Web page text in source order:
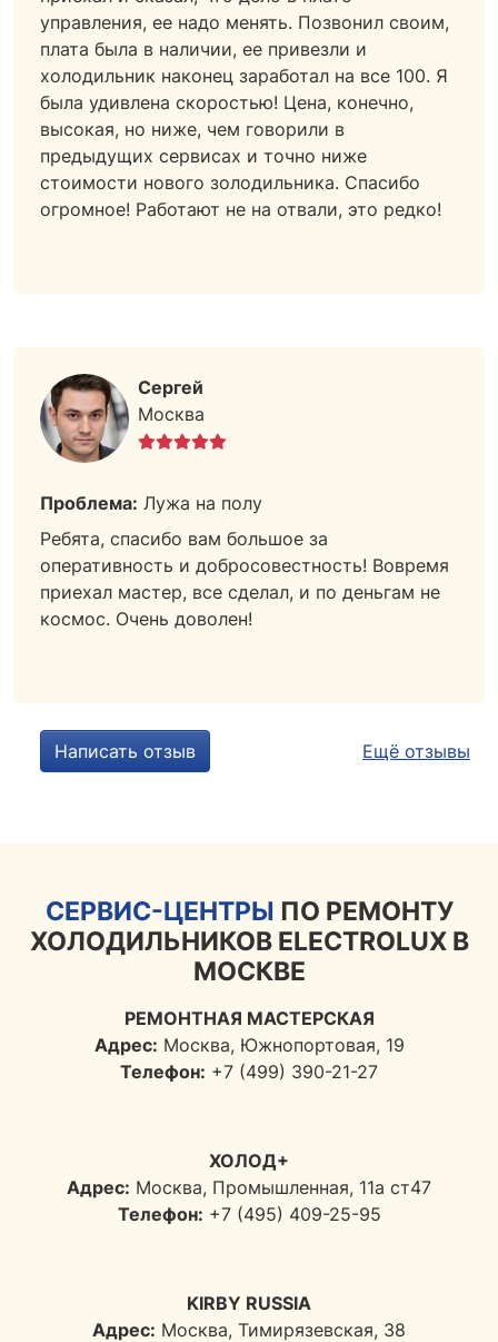
управления, ее надо менять. Позвонил своим,
плата была в наличии, ее привезли и
холодильник наконец заработал на все 100. Я
была удивлена скоростью! Цена, конечно,
высокая, но ниже, чем говорили в
предыдущих сервисах и точно ниже
стоимости нового золодильника. Спасибо
огромное! Работают не на отвали, это редко!
Сергей
Москва
Проблема: Лужа на полу
Ребята, спасибо вам большое за
оперативность и добросовестность! Вовремя
приехал мастер, все сделал, и по деньгам не
космос. Очень доволен!
Написать отзыв Ещё отзывы
СЕРВИС-ЦЕНТРЫ ПО РЕМОНТУ
ХОЛОДИЛЬНИКОВ ELECTROLUX В
МОСКВЕ
РЕМОНТНАЯ МАСТЕРСКАЯ
Адрес: Москва, Южнопортовая, 19
Телефон: +7 (499) 390-21-27
ХОЛОД+
Адрес: Москва, Промышленная, 11а ст47
Телефон: +7 (495) 409-25-95
KIRBY RUSSIA
Адрес: Москва, Тимирязевская, 38